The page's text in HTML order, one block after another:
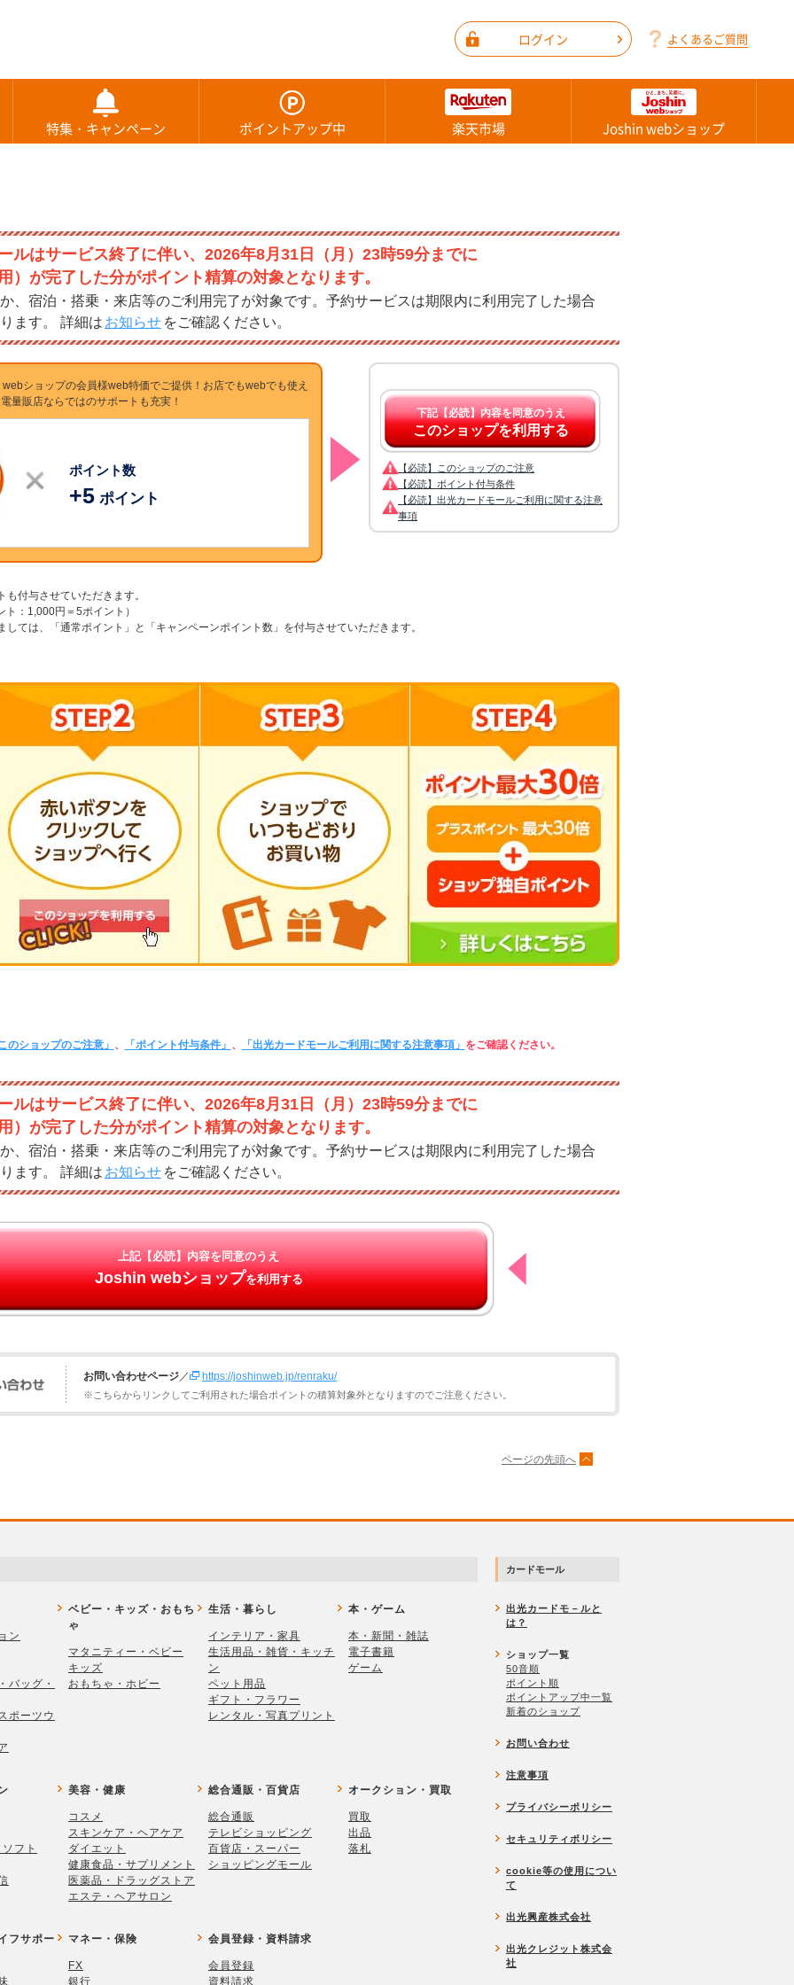
ログイン よくあるご質問
特集・キャンペーン ポイントアップ中 楽天市場 Joshin webショップ
ルはサービス終了に伴い、2026年8月31日（月）23時59分までに
）が完了した分がポイント精算の対象となります。
、宿泊・搭乗・来店等のご利用完了が対象です。予約サービスは期限内に利用完了した場合
ます。 詳細は お知らせ をご確認ください。
ショップの会員様web特価でご提供！お店でもwebでも使え
量販店ならではのサポートも充実！
ポイント数
+5 ポイント
下記【必読】内容を同意のうえ
このショップを利用する
【必読】このショップのご注意
【必読】ポイント付与条件
【必読】出光カードモールご利用に関する注意
事項
付与させていただきます。
：1,000円＝5ポイント）
ては、「通常ポイント」と「キャンペーンポイント数」を付与させていただきます。
のショップのご注意」 、 「ポイント付与条件」 、 「出光カードモールご利用に関する注意事項」 をご確認ください。
ルはサービス終了に伴い、2026年8月31日（月）23時59分までに
）が完了した分がポイント精算の対象となります。
、宿泊・搭乗・来店等のご利用完了が対象です。予約サービスは期限内に利用完了した場合
ます。 詳細は お知らせ をご確認ください。
上記【必読】内容を同意のうえ
Joshin webショップを利用する
お問い合わせページ ／ https://joshinweb.jp/renraku/
※こちらからリンクしてご利用された場合ポイントの積算対象外となりますのでご注意ください。
ページの先頭へ
ン
バッグ・
ポーツウ
ベビー・キッズ・おもち
ゃ
マタニティー・ベビー
キッズ
おもちゃ・ホビー
生活・暮らし
インテリア・家具
生活用品・雑貨・キッチ
ン
ペット用品
ギフト・フラワー
レンタル・写真プリント
本・ゲーム
本・新聞・雑誌
電子書籍
ゲーム
フト
美容・健康
コスメ
スキンケア・ヘアケア
ダイエット
健康食品・サプリメント
医薬品・ドラッグストア
エステ・ヘアサロン
総合通販・百貨店
総合通販
テレビショッピング
百貨店・スーパー
ショッピングモール
オークション・買取
買取
出品
落札
フサポー マネー・保険
FX
銀行
会員登録・資料請求
会員登録
資料請求
カードモール
出光カードモ－ルと
は？
ショップ一覧
50音順
ポイント順
ポイントアップ中一覧
新着のショップ
お問い合わせ
注意事項
プライバシーポリシー
セキュリティポリシー
cookie等の使用につい
て
出光興産株式会社
出光クレジット株式会
社